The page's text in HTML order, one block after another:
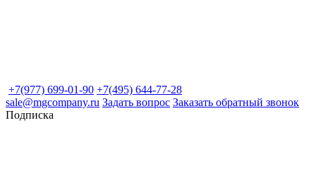
+7(977) 699-01-90 +7(495) 644-77-28
sale@mgcompany.ru Задать вопрос Заказать обратный звонок
Подписка